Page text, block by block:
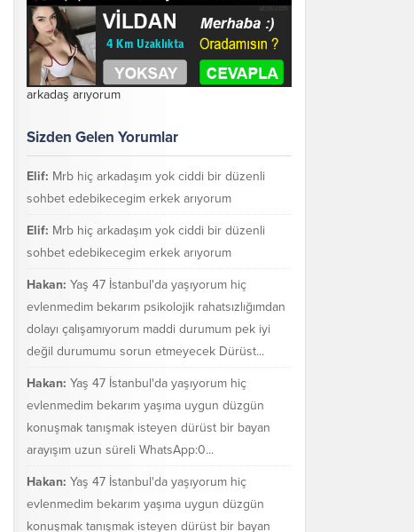
arkadaş arıyorum
Sizden Gelen Yorumlar
Elif: Mrb hiç arkadaşım yok ciddi bir düzenli
sohbet edebikecegim erkek arıyorum
Elif: Mrb hiç arkadaşım yok ciddi bir düzenli
sohbet edebikecegim erkek arıyorum
Hakan: Yaş 47 İstanbul'da yaşıyorum hiç
evlenmedim bekarım psikolojik rahatsızlığımdan
dolayı çalışamıyorum maddi durumum pek iyi
değil durumumu sorun etmeyecek Dürüst...
Hakan: Yaş 47 İstanbul'da yaşıyorum hiç
evlenmedim bekarım yaşıma uygun düzgün
konuşmak tanışmak isteyen dürüst bir bayan
arayışım uzun süreli WhatsApp:0...
Hakan: Yaş 47 İstanbul'da yaşıyorum hiç
evlenmedim bekarım yaşıma uygun düzgün
konuşmak tanışmak isteyen dürüst bir bayan